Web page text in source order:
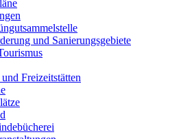
und Sanierungsgebiete
Freizeitstätten